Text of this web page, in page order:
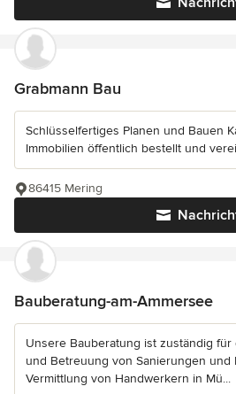
Grabmann Bau
Schlüsselfertiges Planen und Bauen
Immobilien öffentlich bestellt und
86415 Mering
Bauberatung-am-Ammersee
Unsere Bauberatung ist zuständig für
und Betreuung von Sanierungen und
Vermittlung von Handwerkern in Mü...